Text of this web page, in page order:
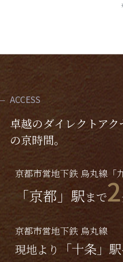
ACCESS
卓越のダイレクトア
の京時間。
京都市営地下鉄 烏丸線「
「京都」駅まで2
京都市営地下鉄 烏丸線
現地より 「十条」駅